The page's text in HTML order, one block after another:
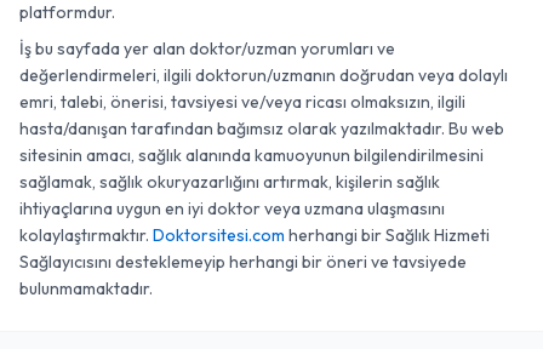
platformdur.
İş bu sayfada yer alan doktor/uzman yorumları ve
değerlendirmeleri, ilgili doktorun/uzmanın doğrudan veya dolaylı
emri, talebi, önerisi, tavsiyesi ve/veya ricası olmaksızın, ilgili
hasta/danışan tarafından bağımsız olarak yazılmaktadır. Bu web
sitesinin amacı, sağlık alanında kamuoyunun bilgilendirilmesini
sağlamak, sağlık okuryazarlığını artırmak, kişilerin sağlık
ihtiyaçlarına uygun en iyi doktor veya uzmana ulaşmasını
kolaylaştırmaktır. Doktorsitesi.com herhangi bir Sağlık Hizmeti
Sağlayıcısını desteklemeyip herhangi bir öneri ve tavsiyede
bulunmamaktadır.